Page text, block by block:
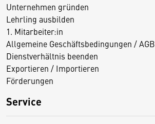
Unternehmen gründen
Lehrling ausbilden
1. Mitarbeiter:in
Allgemeine Geschäftsbedingungen / AGB
Dienstverhältnis beenden
Exportieren / Importieren
Förderungen
Service